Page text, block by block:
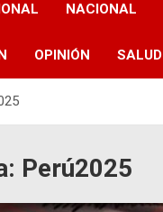
NACIONAL
OPINIÓN SALUD
Perú2025